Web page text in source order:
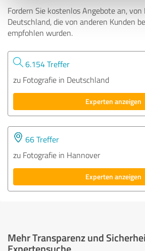
Fordern Sie kostenlos Angebote an,
Deutschland, die von anderen Kunden
empfohlen wurden.
6.154 Treffer
zu Fotografie in Deutschland
Experten anzeigen
66 Treffer
zu Fotografie in Hannover
Experten anzeigen
Mehr Transparenz und